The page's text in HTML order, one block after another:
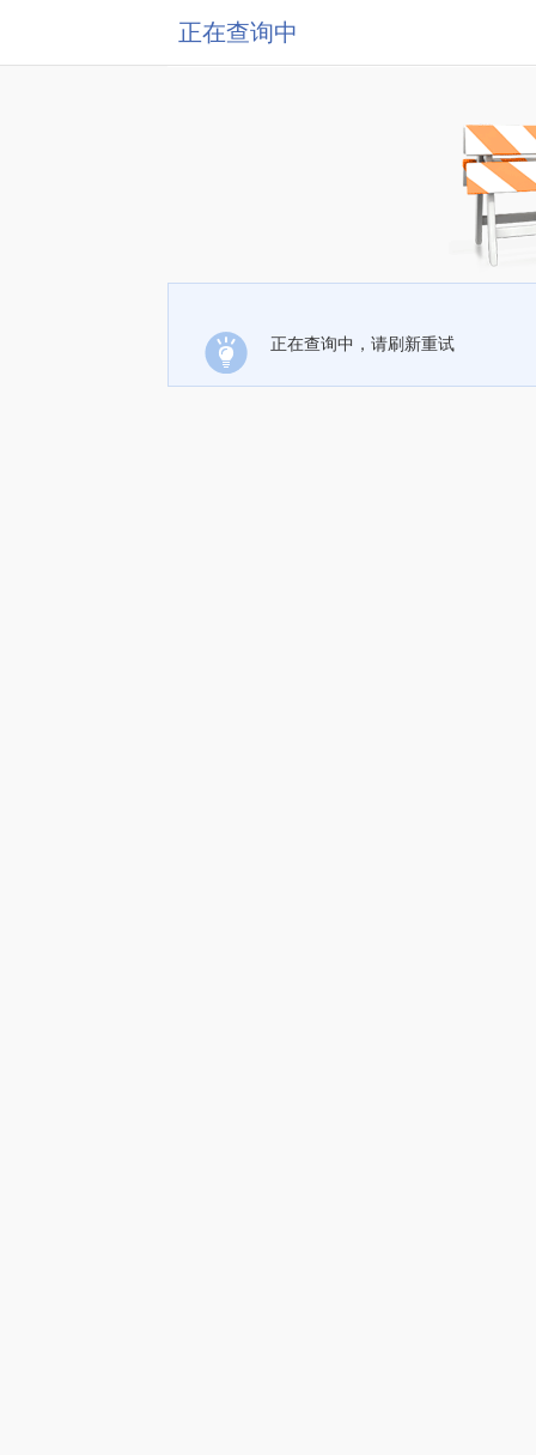
正在查询中
正在查询中，请刷新重试